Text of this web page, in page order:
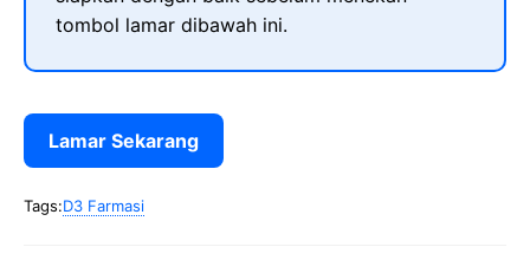
tombol lamar dibawah ini.
Lamar Sekarang
Tags:D3 Farmasi